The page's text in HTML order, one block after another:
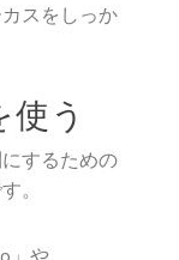
スをしっか
う
するための
。
」や